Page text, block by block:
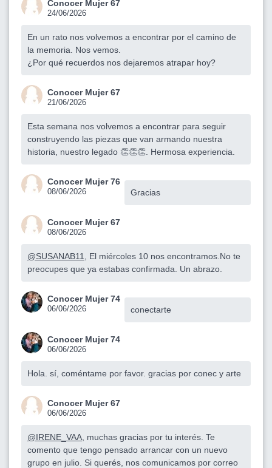
Conocer Mujer 67
24/06/2026
En un rato nos volvemos a encontrar por el camino de
la memoria. Nos vemos.
¿Por qué recuerdos nos dejaremos atrapar hoy?
Conocer Mujer 67
21/06/2026
Esta semana nos volvemos a encontrar para seguir
construyendo las piezas que van armando nuestra
historia, nuestro legado 👏👏👏. Hermosa experiencia.
Conocer Mujer 76
08/06/2026 Gracias
Conocer Mujer 67
08/06/2026
@SUSANAB11
, El miércoles 10 nos encontramos.No te
preocupes que ya estabas confirmada. Un abrazo.
Conocer Mujer 74
06/06/2026 conectarte
Conocer Mujer 74
06/06/2026
Hola. sí, coméntame por favor. gracias por conec y arte
Conocer Mujer 67
06/06/2026
@IRENE_VAA , muchas gracias por tu interés. Te
comento que tengo pensado arrancar con un nuevo
grupo en julio. Si querés, nos comunicamos por correo